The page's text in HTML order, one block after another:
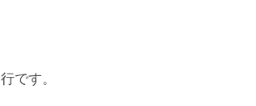
です。